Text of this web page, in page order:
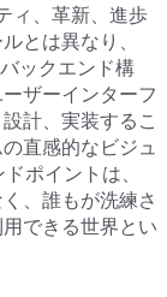
ィ、革新、進歩
とは異なり、
ックエンド構
ザーインターフ
計、実装するこ
直感的なビジュ
ドポイントは、
、誰もが洗練さ
できる世界とい